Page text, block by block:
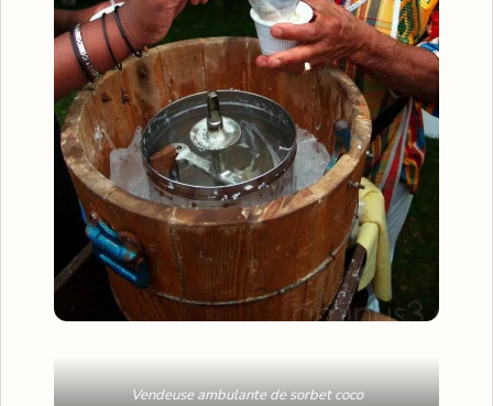
Vendeuse ambulante de sorbet coco